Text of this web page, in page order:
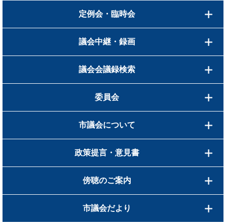
定例会・臨時会
議会中継・録画
議会会議録検索
委員会
市議会について
政策提言・意見書
傍聴のご案内
市議会だより